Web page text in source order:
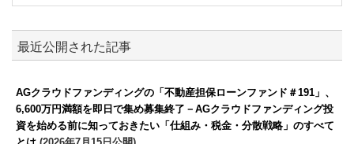
最近公開された記事
AGクラウドファンディングの「不動産担保ローンファンド＃191」、
6,600万円満額を即日で集め募集終了－AGクラウドファンディング投
資を始める前に知っておきたい「仕組み・税金・分散戦略」のすべて